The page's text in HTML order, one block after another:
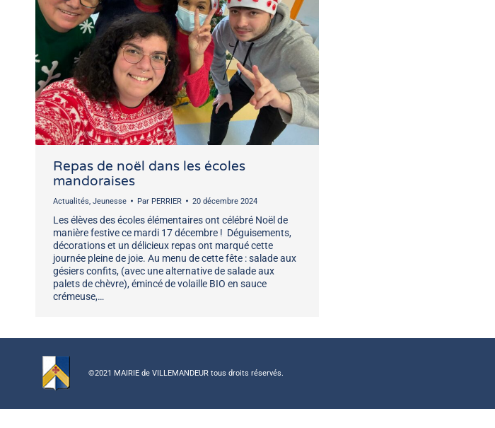
Repas de noël dans les écoles
mandoraises
Actualités, Jeunesse Par PERRIER 20 décembre 2024
Les élèves des écoles élémentaires ont célébré Noël de
manière festive ce mardi 17 décembre ! Déguisements,
décorations et un délicieux repas ont marqué cette
journée pleine de joie. Au menu de cette fête : salade aux
gésiers confits, (avec une alternative de salade aux
palets de chèvre), émincé de volaille BIO en sauce
crémeuse,…
©2021 MAIRIE de VILLEMANDEUR tous droits réservés.